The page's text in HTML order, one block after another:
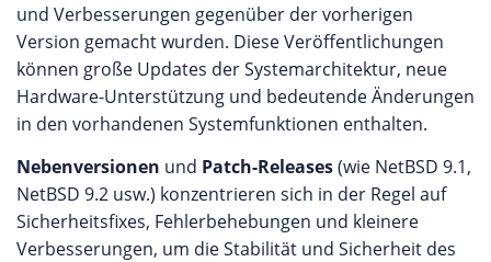
und Verbesserungen gegenüber der vorherigen
Version gemacht wurden. Diese Veröffentlichungen
können große Updates der Systemarchitektur, neue
Hardware-Unterstützung und bedeutende Änderungen
in den vorhandenen Systemfunktionen enthalten.
Nebenversionen und Patch-Releases(wie NetBSD 9.1,
NetBSD 9.2 usw.) konzentrieren sich in der Regel auf
Sicherheitsfixes, Fehlerbehebungen und kleinere
Verbesserungen, um die Stabilität und Sicherheit des